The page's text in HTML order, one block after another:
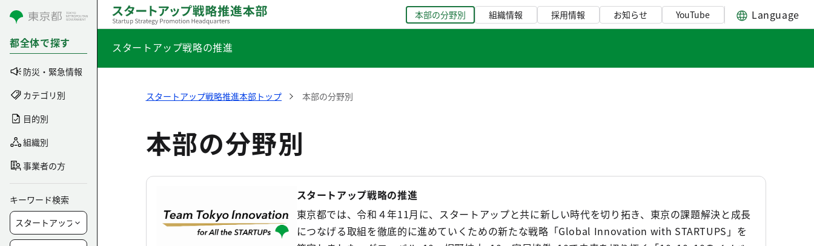
コンテンツにスキップ
都全体で探す
防災・緊急情報
カテゴリ別
目的別
組織別
事業者の方
キーワード検索
本部の分野別 組織情報 採用情報 お知らせ YouTube Language
スタートアップ戦略の推進
スタートアップ戦略推進本部トップ 本部の分野別
本部の分野別
スタートアップ戦略の推進
東京都では、令和４年11月に、スタートアップと共に新しい時代を切り拓き、東京の課題解決と成長
につなげる取組を徹底的に進めていくための新たな戦略「Global Innovation with STARTUPS」を